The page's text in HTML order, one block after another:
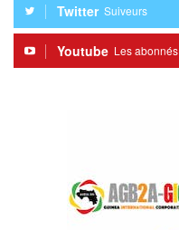
Twitter Suiveurs
Youtube Les abonnés